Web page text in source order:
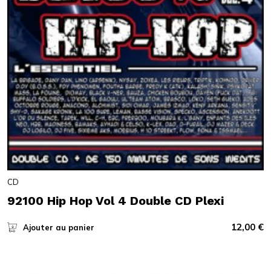
CD
92100 Hip Hop Vol 4 Double CD Plexi
Ajouter au panier 12,00 €